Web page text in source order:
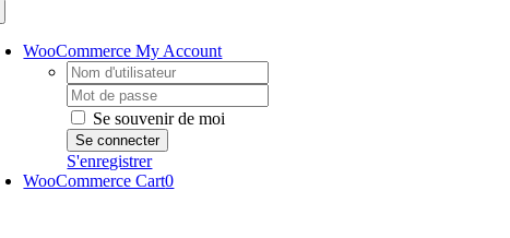
WooCommerce My Account
Username:
Password:
Se souvenir de moi
S'enregistrer
WooCommerce Cart0